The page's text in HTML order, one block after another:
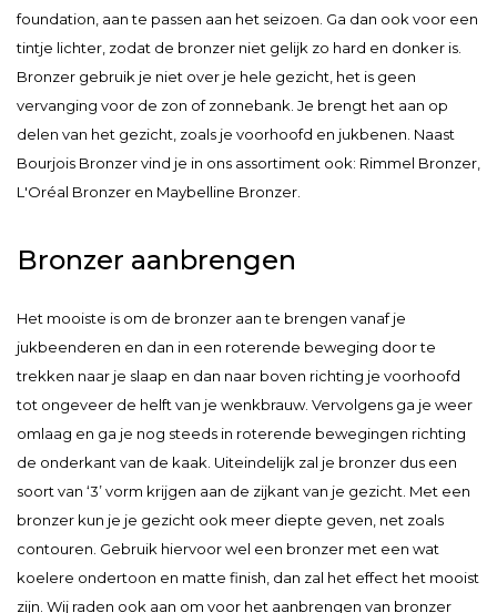
foundation, aan te passen aan het seizoen. Ga dan ook voor een
tintje lichter, zodat de bronzer niet gelijk zo hard en donker is.
Bronzer gebruik je niet over je hele gezicht, het is geen
vervanging voor de zon of zonnebank. Je brengt het aan op
delen van het gezicht, zoals je voorhoofd en jukbenen. Naast
Bourjois Bronzer vind je in ons assortiment ook: Rimmel Bronzer,
L'Oréal Bronzer en Maybelline Bronzer.
Bronzer aanbrengen
Het mooiste is om de bronzer aan te brengen vanaf je
jukbeenderen en dan in een roterende beweging door te
trekken naar je slaap en dan naar boven richting je voorhoofd
tot ongeveer de helft van je wenkbrauw. Vervolgens ga je weer
omlaag en ga je nog steeds in roterende bewegingen richting
de onderkant van de kaak. Uiteindelijk zal je bronzer dus een
soort van ‘3’ vorm krijgen aan de zijkant van je gezicht. Met een
bronzer kun je je gezicht ook meer diepte geven, net zoals
contouren. Gebruik hiervoor wel een bronzer met een wat
koelere ondertoon en matte finish, dan zal het effect het mooist
zijn. Wij raden ook aan om voor het aanbrengen van bronzer